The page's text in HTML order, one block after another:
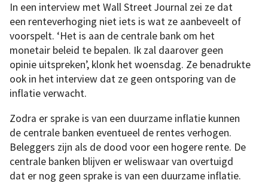
In een interview met Wall Street Journal zei ze dat
een renteverhoging niet iets is wat ze aanbeveelt of
voorspelt. ‘Het is aan de centrale bank om het
monetair beleid te bepalen. Ik zal daarover geen
opinie uitspreken’, klonk het woensdag. Ze benadrukte
ook in het interview dat ze geen ontsporing van de
inflatie verwacht.
Zodra er sprake is van een duurzame inflatie kunnen
de centrale banken eventueel de rentes verhogen.
Beleggers zijn als de dood voor een hogere rente. De
centrale banken blijven er weliswaar van overtuigd
dat er nog geen sprake is van een duurzame inflatie.